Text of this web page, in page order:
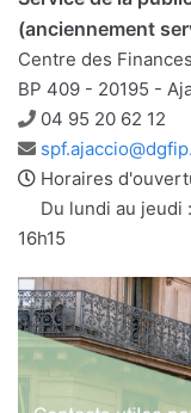
(anciennement
Centre des
BP 409 - 20195 -
Téléphone
04 95 20 62 12
Adresse
e-
mail
Horaires
Du lundi au jeudi
16h15